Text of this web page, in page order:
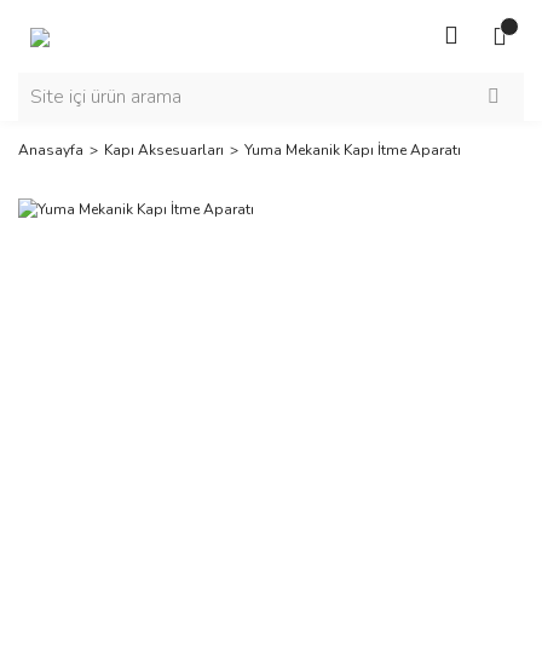
Anasayfa Kapı Aksesuarları Yuma Mekanik Kapı İtme Aparatı